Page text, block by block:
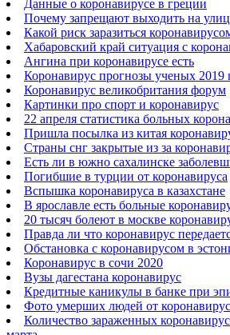
Данные о коронавирусе в греции
Почему запрещают выходить на
Какой риск заразиться
Хабаровский край ситуация с
Ангина при коронавирусе есть
Коронавирус прогнозы ученых 2019
Коронавирус великобритания форум
Картинки про спорт и коронавирус
22 апреля статистика больных
Пришла посылка из китая
Страны снг закрытые из за
Есть ли в южно сахалинске
Погибшие в турции от коронавируса
Вспышка коронавируса в казахстане
В ярославле есть больные
20 тысяч болеют в москве
Правда ли что коронавирус
Обстановка с коронавирусом в
Коронавирус в сочи 2020
Вузы дагестана коронавирус
Кредитные каникулы в банке при
Фото умерших людей от
Количество зараженных